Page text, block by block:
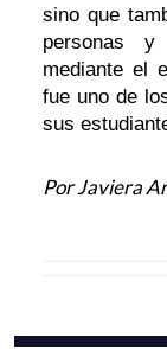
sino que
personas
mediante el
fue uno de
sus
Por Javiera